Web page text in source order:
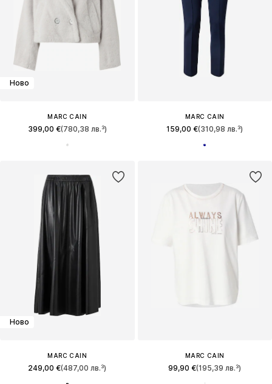
Ново
MARC CAIN
399,00 €(780,38 лв.³)
MARC CAIN
159,00 €(310,98 лв.³)
Ново
MARC CAIN
249,00 €(487,00 лв.³)
MARC CAIN
99,90 €(195,39 лв.³)